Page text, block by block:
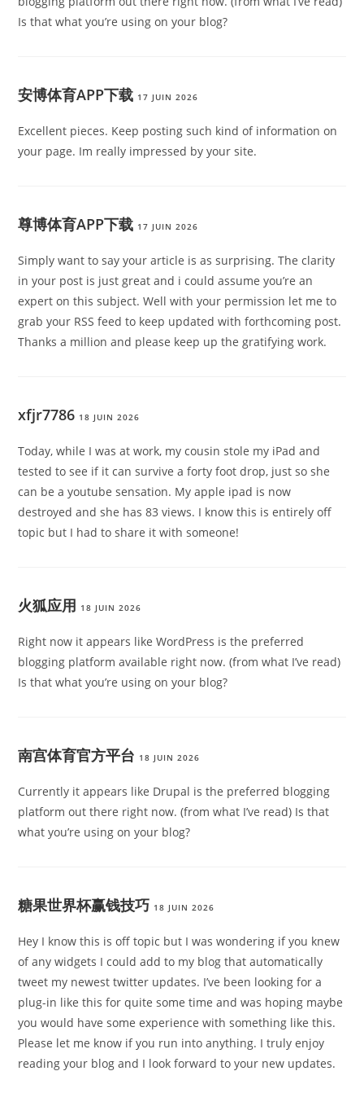
Is that what you’re using on your blog?
安博体育APP下载 17 JUIN 2026
Excellent pieces. Keep posting such kind of information on
your page. Im really impressed by your site.
尊博体育APP下载 17 JUIN 2026
Simply want to say your article is as surprising. The clarity
in your post is just great and i could assume you’re an
expert on this subject. Well with your permission let me to
grab your RSS feed to keep updated with forthcoming post.
Thanks a million and please keep up the gratifying work.
xfjr7786 18 JUIN 2026
Today, while I was at work, my cousin stole my iPad and
tested to see if it can survive a forty foot drop, just so she
can be a youtube sensation. My apple ipad is now
destroyed and she has 83 views. I know this is entirely off
topic but I had to share it with someone!
火狐应用 18 JUIN 2026
Right now it appears like WordPress is the preferred
blogging platform available right now. (from what I’ve read)
Is that what you’re using on your blog?
南宫体育官方平台 18 JUIN 2026
Currently it appears like Drupal is the preferred blogging
platform out there right now. (from what I’ve read) Is that
what you’re using on your blog?
糖果世界杯赢钱技巧 18 JUIN 2026
Hey I know this is off topic but I was wondering if you knew
of any widgets I could add to my blog that automatically
tweet my newest twitter updates. I’ve been looking for a
plug-in like this for quite some time and was hoping maybe
you would have some experience with something like this.
Please let me know if you run into anything. I truly enjoy
reading your blog and I look forward to your new updates.